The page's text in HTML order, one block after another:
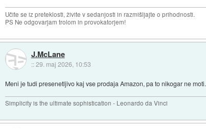
Učite se iz preteklosti, živite v sedanjosti in razmišljajte o prihodnosti.
PS Ne odgovarjam trolom in provokatorjem!
J.McLane
::29. maj 2026, 10:53
Meni je tudi presenetljivo kaj vse prodaja Amazon, pa to nikogar ne moti.
Simplicity is the ultimate sophistication - Leonardo da Vinci